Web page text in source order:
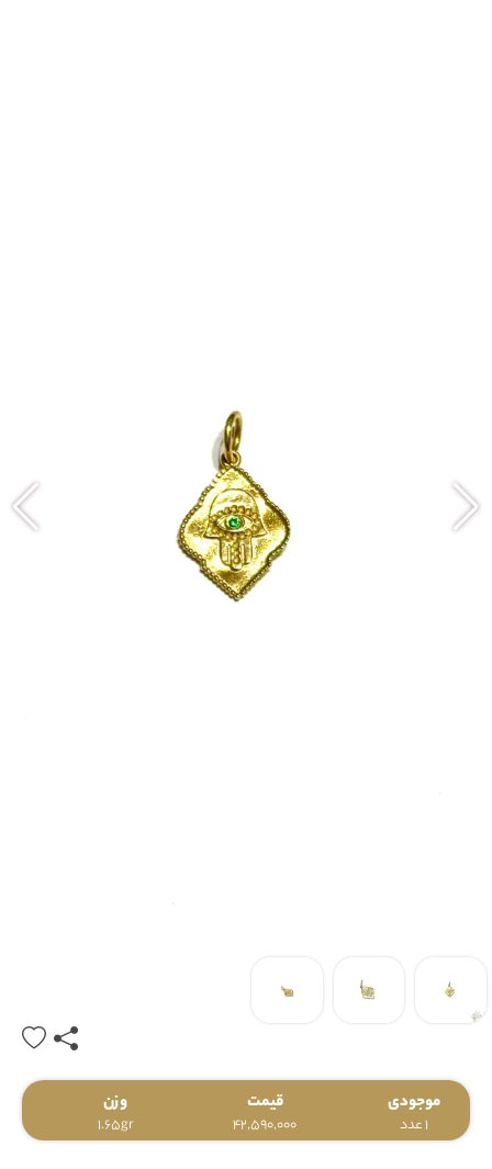
موجودی
1 عدد
قیمت
42,590,000
وزن
1.65gr